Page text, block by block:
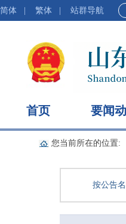
简体 繁体 站群导航
首页 要闻
您当前所在的位置:
按公告名